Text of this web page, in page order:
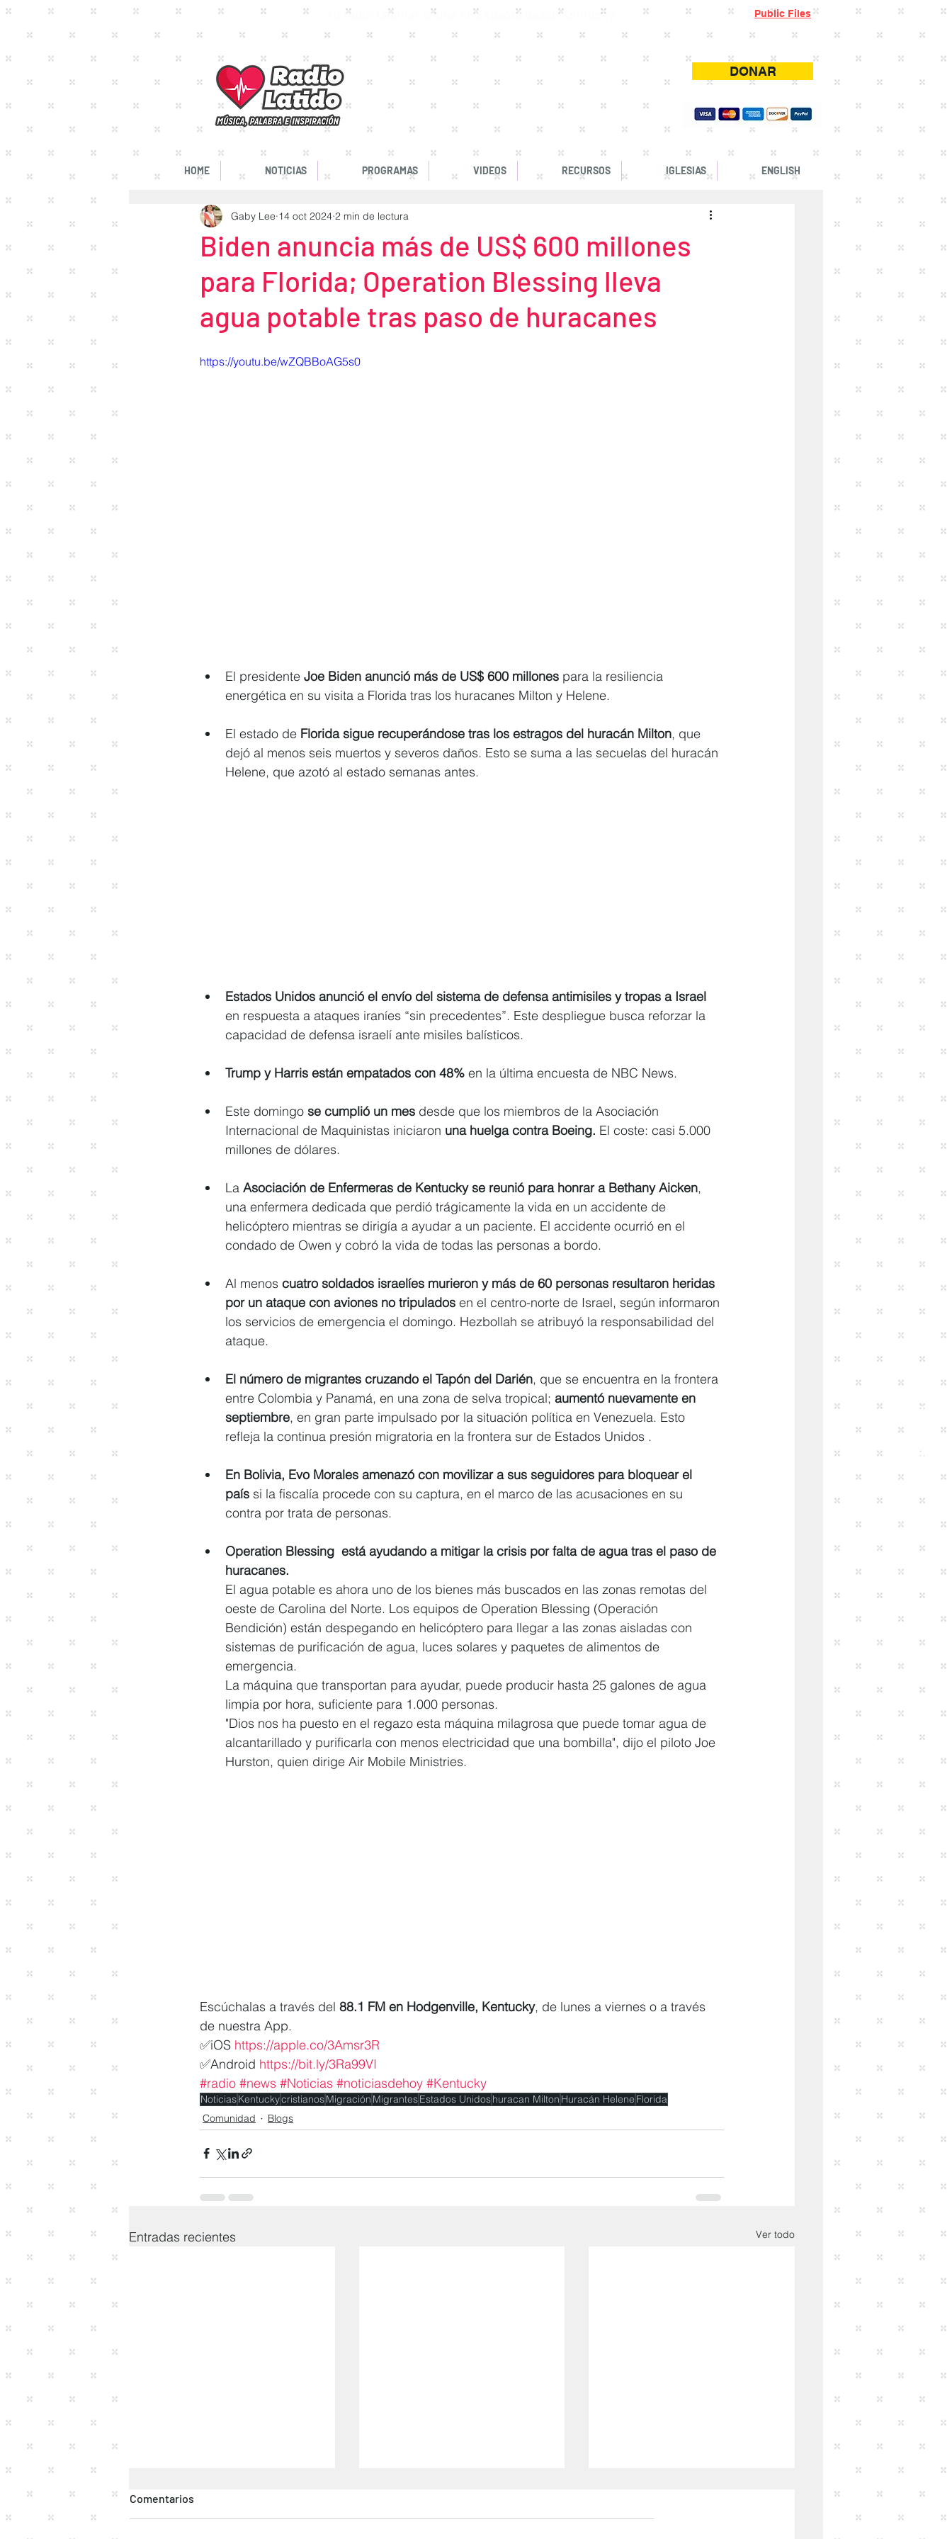
Tu radio familiar online en Español desde Kentucky Public Files
Música Cristiana Online | RadioLatido.com. Radio Cristiana en Vivo 24/7. Tenemos la mejor música para trabajar. Radio en Español Gratis. Música de Adoración
HOME NOTICIAS PROGRAMAS VIDEOS RECURSOS IGLESIAS ENGLISH
DONAR
Biden anuncia más de US$ 600 millones
para Florida; Operation Blessing lleva
agua potable tras paso de huracanes
Gaby Lee 14 oct 2024 2 min de lectura
https://youtu.be/wZQBBoAG5s0
El presidente Joe Biden anunció más de US$ 600 millones para la resiliencia
energética en su visita a Florida tras los huracanes Milton y Helene.
El estado de Florida sigue recuperándose tras los estragos del huracán Milton, que
dejó al menos seis muertos y severos daños. Esto se suma a las secuelas del huracán
Helene, que azotó al estado semanas antes.
Estados Unidos anunció el envío del sistema de defensa antimisiles y tropas a Israel
en respuesta a ataques iraníes “sin precedentes”. Este despliegue busca reforzar la
capacidad de defensa israelí ante misiles balísticos.
Trump y Harris están empatados con 48% en la última encuesta de NBC News.
Este domingo se cumplió un mes desde que los miembros de la Asociación
Internacional de Maquinistas iniciaron una huelga contra Boeing. El coste: casi 5.000
millones de dólares.
La Asociación de Enfermeras de Kentucky se reunió para honrar a Bethany Aicken,
una enfermera dedicada que perdió trágicamente la vida en un accidente de
helicóptero mientras se dirigía a ayudar a un paciente. El accidente ocurrió en el
condado de Owen y cobró la vida de todas las personas a bordo.
Al menos cuatro soldados israelíes murieron y más de 60 personas resultaron heridas
por un ataque con aviones no tripulados en el centro-norte de Israel, según informaron
los servicios de emergencia el domingo. Hezbollah se atribuyó la responsabilidad del
ataque.
El número de migrantes cruzando el Tapón del Darién, que se encuentra en la frontera
entre Colombia y Panamá, en una zona de selva tropical; aumentó nuevamente en
septiembre, en gran parte impulsado por la situación política en Venezuela. Esto
refleja la continua presión migratoria en la frontera sur de Estados Unidos .
En Bolivia, Evo Morales amenazó con movilizar a sus seguidores para bloquear el
país si la fiscalía procede con su captura, en el marco de las acusaciones en su
contra por trata de personas.
Operation Blessing  está ayudando a mitigar la crisis por falta de agua tras el paso de
huracanes.
El agua potable es ahora uno de los bienes más buscados en las zonas remotas del
oeste de Carolina del Norte. Los equipos de Operation Blessing (Operación
Bendición) están despegando en helicóptero para llegar a las zonas aisladas con
sistemas de purificación de agua, luces solares y paquetes de alimentos de
emergencia.
La máquina que transportan para ayudar, puede producir hasta 25 galones de agua
limpia por hora, suficiente para 1.000 personas.
"Dios nos ha puesto en el regazo esta máquina milagrosa que puede tomar agua de
alcantarillado y purificarla con menos electricidad que una bombilla", dijo el piloto Joe
Hurston, quien dirige Air Mobile Ministries.
Escúchalas a través del 88.1 FM en Hodgenville, Kentucky, de lunes a viernes o a través
de nuestra App.
✅iOS https://apple.co/3Amsr3R
✅Android https://bit.ly/3Ra99VI
#radio #news #Noticias #noticiasdehoy #Kentucky
NoticiasKentuckycristianosMigración MigrantesEstados Unidoshuracan Milton Huracán Helene Florida
Comunidad
Blogs
Entradas recientes Ver todo
Comentarios